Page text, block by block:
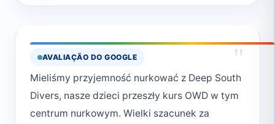
AVALIAÇÃO DO GOOGLE "
Mieliśmy przyjemność nurkować z Deep South
Divers, nasze dzieci przeszły kurs OWD w tym
centrum nurkowym. Wielki szacunek za